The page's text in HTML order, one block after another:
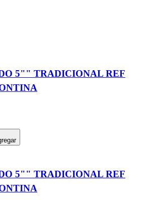
5"" TRADICIONAL REF
5"" TRADICIONAL REF